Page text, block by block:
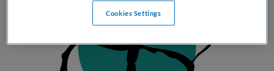
Cookies Settings